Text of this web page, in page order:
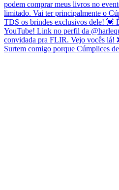
Surtem comigo porque Cúmplices